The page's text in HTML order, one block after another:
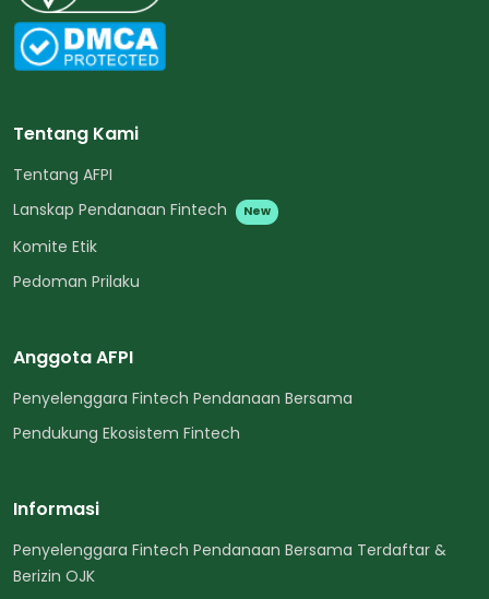
Tentang Kami
Tentang AFPI
Lanskap Pendanaan Fintech
New
Komite Etik
Pedoman Prilaku
Anggota AFPI
Penyelenggara Fintech Pendanaan Bersama
Pendukung Ekosistem Fintech
Informasi
Penyelenggara Fintech Pendanaan Bersama Terdaftar &
Berizin OJK